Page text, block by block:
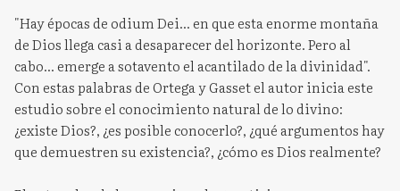
"Hay épocas de odium Dei... en que esta enorme montaña
de Dios llega casi a desaparecer del horizonte. Pero al
cabo... emerge a sotavento el acantilado de la divinidad".
Con estas palabras de Ortega y Gasset el autor inicia este
estudio sobre el conocimiento natural de lo divino:
¿existe Dios?, ¿es posible conocerlo?, ¿qué argumentos hay
que demuestren su existencia?, ¿cómo es Dios realmente?